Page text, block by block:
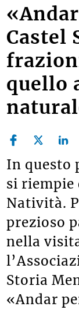
Castel
quello
In questo
si riempie
Natività.
prezioso
nella
Storia
«Andar